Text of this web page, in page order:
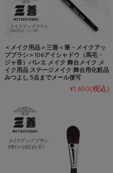
＜メイク用品＞三善＜筆・メイクアッ
プブラシ＞106アイシャドウ（馬毛・
ジャ香）バレエ メイク 舞台メイク メ
イク用品 ステージメイク 舞台用化粧品
みつよし 5点までメール便可
¥1,650(税込)